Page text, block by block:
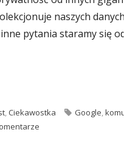
naszych
pytania staramy się
i usługi chroniące
, Ciekawostka Tagi
Google,
do #008: